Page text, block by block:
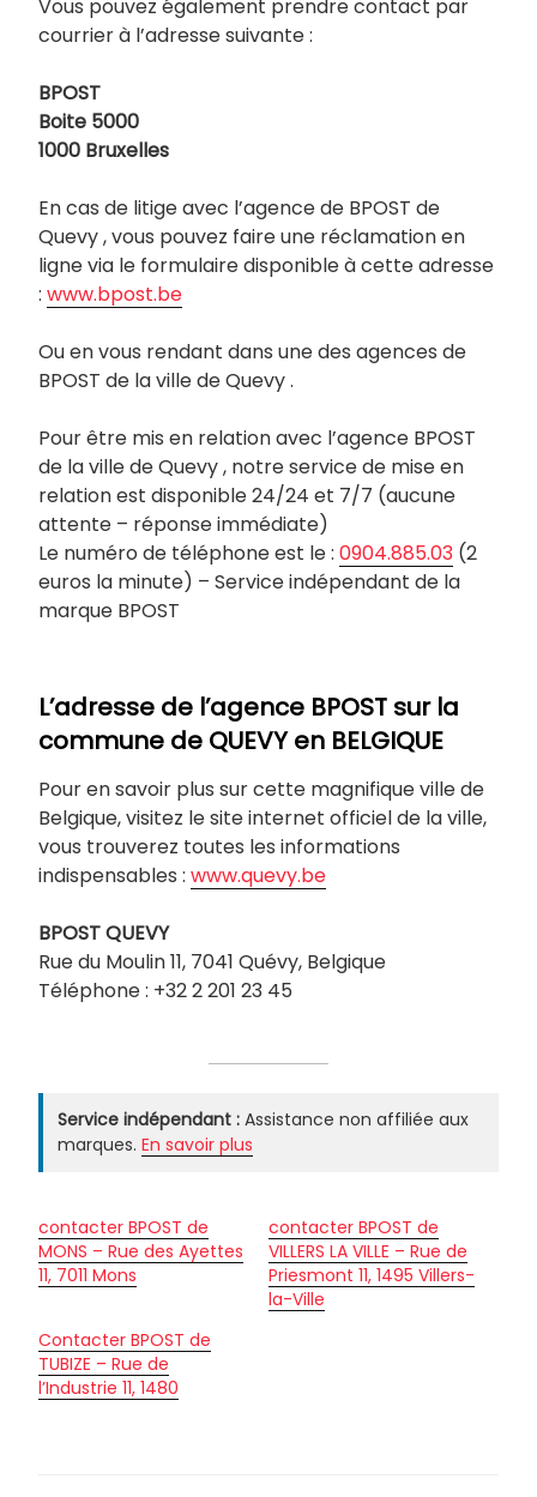
Vous pouvez également prendre contact par
courrier à l’adresse suivante :
BPOST
Boite 5000
1000 Bruxelles
En cas de litige avec l’agence de BPOST de
Quevy , vous pouvez faire une réclamation en
ligne via le formulaire disponible à cette adresse
: www.bpost.be
Ou en vous rendant dans une des agences de
BPOST de la ville de Quevy .
Pour être mis en relation avec l’agence BPOST
de la ville de Quevy , notre service de mise en
relation est disponible 24/24 et 7/7 (aucune
attente – réponse immédiate)
Le numéro de téléphone est le : 0904.885.03 (2
euros la minute) – Service indépendant de la
marque BPOST
L’adresse de l’agence BPOST sur la
commune de QUEVY en BELGIQUE
Pour en savoir plus sur cette magnifique ville de
Belgique, visitez le site internet officiel de la ville,
vous trouverez toutes les informations
indispensables : www.quevy.be
BPOSTQUEVY
Rue du Moulin 11, 7041 Quévy, Belgique
Téléphone : +32 2 201 23 45
Service indépendant : Assistance non affiliée aux
marques. En savoir plus
contacter BPOST de
MONS – Rue des Ayettes
11, 7011 Mons
contacter BPOST de
VILLERS LA VILLE – Rue de
Priesmont 11, 1495 Villers-
la-Ville
Contacter BPOST de
TUBIZE – Rue de
l’Industrie 11, 1480